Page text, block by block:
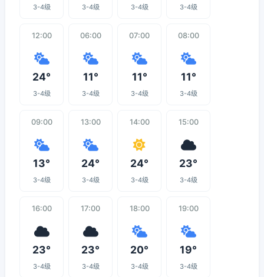
3-4级 3-4级 3-4级 3-4级
12:00
24°
3-4级
06:00
11°
3-4级
07:00
11°
3-4级
08:00
11°
3-4级
09:00
13°
3-4级
13:00
24°
3-4级
14:00
24°
3-4级
15:00
23°
3-4级
16:00
23°
3-4级
17:00
23°
3-4级
18:00
20°
3-4级
19:00
19°
3-4级